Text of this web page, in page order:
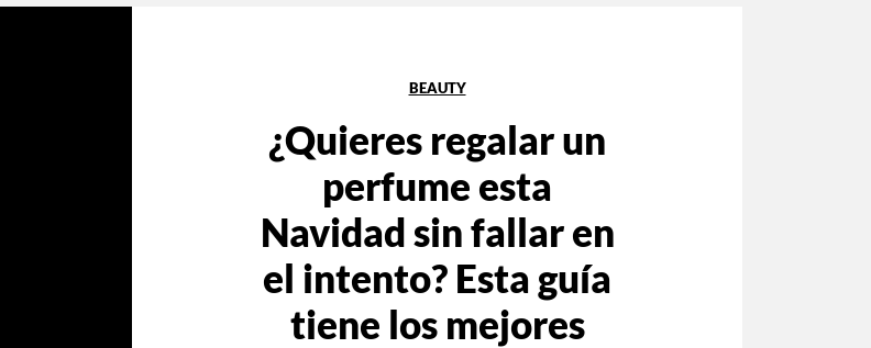
BEAUTY
¿Quieres regalar un
perfume esta
Navidad sin fallar en
el intento? Esta guía
tiene los mejores